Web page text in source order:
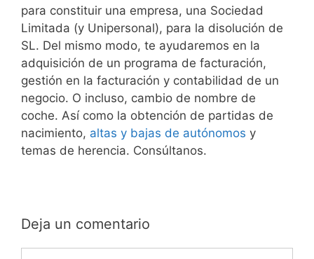
para constituir una empresa, una Sociedad
Limitada (y Unipersonal), para la disolución de
SL. Del mismo modo, te ayudaremos en la
adquisición de un programa de facturación,
gestión en la facturación y contabilidad de un
negocio. O incluso, cambio de nombre de
coche. Así como la obtención de partidas de
nacimiento, altas y bajas de autónomos y
temas de herencia. Consúltanos.
Deja un comentario